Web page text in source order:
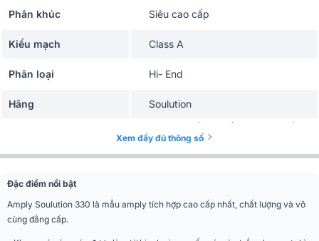
Phân khúc Siêu cao cấp
Kiểu mạch Class A
Phân loại Hi- End
Hãng Soulution
120W/CH (8 Ohm), 240W/CH (4
Ohm) và 480W (2Ohm)
Công suất tiêu thụ
Xem đầy đủ thông số
Đặc điểm nổi bật
Amply Soulution 330 là mẫu amply tích hợp cao cấp nhất, chất lượng và vô
cùng đẳng cấp.